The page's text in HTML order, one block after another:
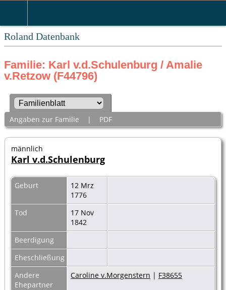
Roland Datenbank
Familie: Karl v.d.Schulenburg / Amalie
v.Retzow (F44796)
Angaben zur Familie | PDF
männlich
Karl v.d.Schulenburg
Geburt
12 Mrz
1776
Tod
17 Nov
1842
Beerdigung
Eheschließung
Andere
Ehepartner
Caroline v.Morgenstern | F38655